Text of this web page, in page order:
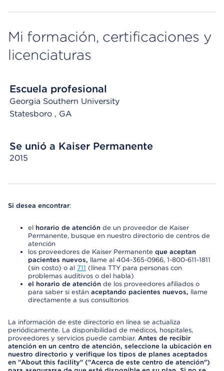
Mi formación, certificaciones y
licenciaturas
Escuela profesional
Georgia Southern University
Statesboro , GA
Se unió a Kaiser Permanente
2015
Si desea encontrar:
el horario de atención de un proveedor de Kaiser
Permanente, busque en nuestro directorio de centros de
atención
los proveedores de Kaiser Permanente que aceptan
pacientes nuevos, llame al 404-365-0966, 1-800-611-1811
(sin costo) o al 711 (línea TTY para personas con
problemas auditivos o del habla)
el horario de atención de los proveedores afiliados o
para saber si están aceptando pacientes nuevos, llame
directamente a sus consultorios
La información de este directorio en línea se actualiza
periódicamente. La disponibilidad de médicos, hospitales,
proveedores y servicios puede cambiar. Antes de recibir
atención en un centro de atención, seleccione la ubicación en
nuestro directorio y verifique los tipos de planes aceptados
en "About this facility" ("Acerca de este centro de atención")